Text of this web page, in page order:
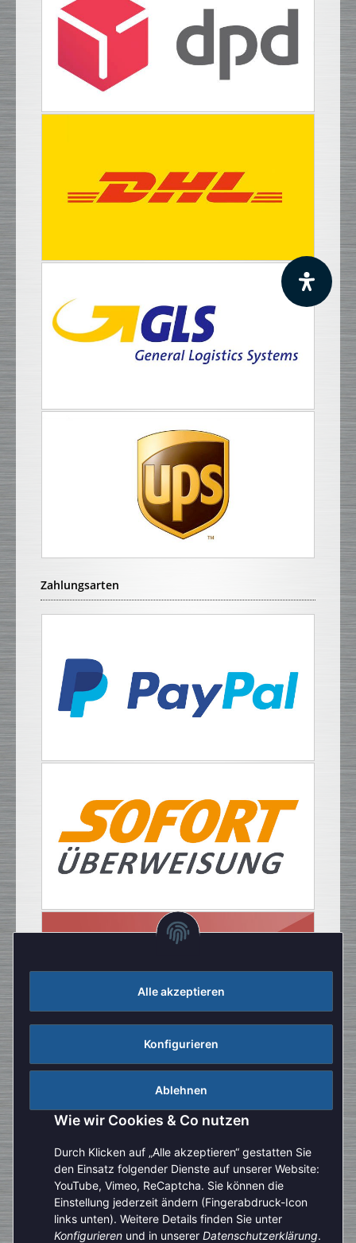
Alle akzeptieren
Konfigurieren
Ablehnen
Wie wir Cookies & Co nutzen
Durch Klicken auf „Alle akzeptieren“ gestatten Sie
den Einsatz folgender Dienste auf unserer Website:
YouTube, Vimeo, ReCaptcha. Sie können die
Einstellung jederzeit ändern (Fingerabdruck-Icon
links unten). Weitere Details finden Sie unter
Konfigurieren und in unserer Datenschutzerklärung.
Aufgrund der Urlaubszeit kann es aktuell zu verlängerten
Bearbeitungszeiten kommen. Bitte beachten Sie außerdem,
Zahlungsarten
Vertrag widerrufen